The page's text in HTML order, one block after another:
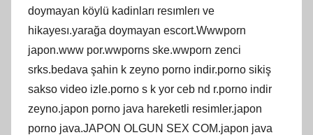
doymayan köylü kadinları resımlerı ve
hikayesı.yarağa doymayan escort.Wwwporn
japon.www por.wwporns ske.wwporn zenci
srks.bedava şahin k zeyno porno indir.porno sikiş
sakso video izle.porno s k yor ceb nd r.porno indir
zeyno.japon porno java hareketli resimler.japon
porno java.JAPON OLGUN SEX COM.japon java